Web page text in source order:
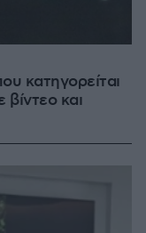
κατηγορείται
και